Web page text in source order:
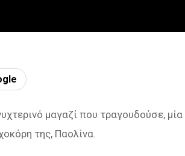
μαγαζί που τραγουδούσε, μία
της, Παολίνα.